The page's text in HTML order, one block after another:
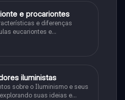
e procariontes
e diferenças
eucariontes e
iluministas
sobre o Iluminismo e seus
suas ideias e